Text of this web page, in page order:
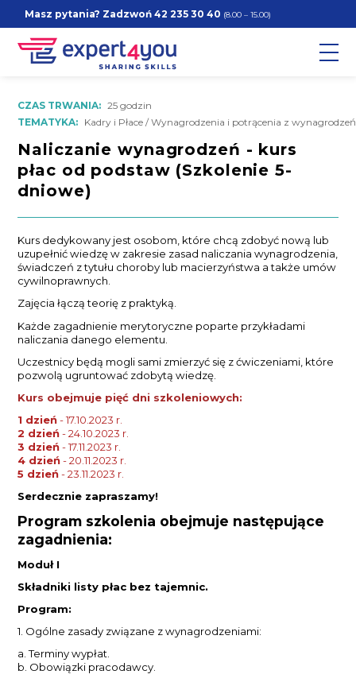
Masz pytania? Zadzwoń42 235 30 40 (8.00 – 15.00)
CZAS TRWANIA: 25 godzin
TEMATYKA: Kadry i Płace / Wynagrodzenia i potrącenia z wynagrodzeń
Naliczanie wynagrodzeń - kurs
płac od podstaw (Szkolenie 5-
dniowe)
Kurs dedykowany jest osobom, które chcą zdobyć nową lub
uzupełnić wiedzę w zakresie zasad naliczania wynagrodzenia,
świadczeń z tytułu choroby lub macierzyństwa a także umów
cywilnoprawnych.
Zajęcia łączą teorię z praktyką.
Każde zagadnienie merytoryczne poparte przykładami
naliczania danego elementu.
Uczestnicy będą mogli sami zmierzyć się z ćwiczeniami, które
pozwolą ugruntować zdobytą wiedzę.
Kurs obejmuje pięć dni szkoleniowych:
1 dzień- 17.10.2023 r.
2 dzień- 24.10.2023 r.
3 dzień- 17.11.2023 r.
4 dzień- 20.11.2023 r.
5 dzień- 23.11.2023 r.
Serdecznie zapraszamy!
Program szkolenia obejmuje następujące
zagadnienia:
Moduł I
Składniki listy płac bez tajemnic.
Program:
1. Ogólne zasady związane z wynagrodzeniami:
a. Terminy wypłat.
b. Obowiązki pracodawcy.